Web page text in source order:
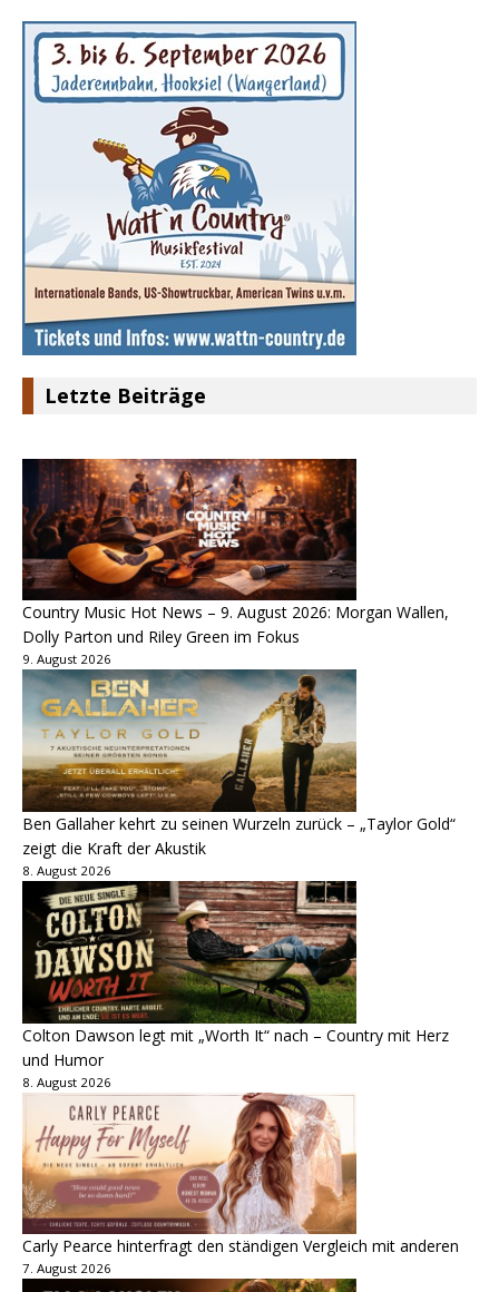
Letzte Beiträge
Country Music Hot News – 9. August 2026: Morgan Wallen,
Dolly Parton und Riley Green im Fokus
9. August 2026
Ben Gallaher kehrt zu seinen Wurzeln zurück – „Taylor Gold“
zeigt die Kraft der Akustik
8. August 2026
Colton Dawson legt mit „Worth It“ nach – Country mit Herz
und Humor
8. August 2026
Carly Pearce hinterfragt den ständigen Vergleich mit anderen
7. August 2026